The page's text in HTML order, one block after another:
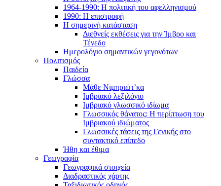
1964-1990: Η πολιτική του αφελληνισμού
1990: Η επιστροφή
Η σημερινή κατάσταση
Διεθνείς εκθέσεις για την Ίμβρο και
Τένεδο
Ημερολόγιο σημαντικών γεγονότων
Πολιτισμός
Παιδεία
Γλώσσα
Μάθε Νιμπριώτ’κα
Ιμβριακό λεξιλόγιο
Ιμβριακό γλωσσικό ιδίωμα
Γλωσσικός θάνατος: Η περίπτωση του
Ιμβριακού ιδιώματος
Γλωσσικές τάσεις της Γενικής στο
συντακτικό επίπεδο
Ήθη και έθιμα
Γεωγραφία
Γεωγραφικά στοιχεία
Διαδραστικός χάρτης